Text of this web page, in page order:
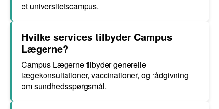
et universitetscampus.
Hvilke services tilbyder Campus
Lægerne?
Campus Lægerne tilbyder generelle
lægekonsultationer, vaccinationer, og rådgivning
om sundhedsspørgsmål.